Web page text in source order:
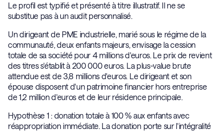
Le profil est typifié et présenté à titre illustratif. Il ne se
substitue pas à un audit personnalisé.
Un dirigeant de PME industrielle, marié sous le régime de la
communauté, deux enfants majeurs, envisage la cession
totale de sa société pour 4 millions d'euros. Le prix de revient
des titres s'établit à 200 000 euros. La plus-value brute
attendue est de 3,8 millions d'euros. Le dirigeant et son
épouse disposent d'un patrimoine financier hors entreprise
de 1,2 million d'euros et de leur résidence principale.
Hypothèse 1 : donation totale à 100 % aux enfants avec
réappropriation immédiate. La donation porte sur l'intégralité